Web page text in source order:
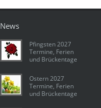
News
Pfingsten 2027
Termine, Ferien
und Brückentage
Ostern 2027
Termine, Ferien
und Brückentage